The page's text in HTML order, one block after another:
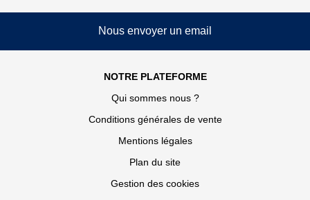
Nous envoyer un email
NOTRE PLATEFORME
Qui sommes nous ?
Conditions générales de vente
Mentions légales
Plan du site
Gestion des cookies